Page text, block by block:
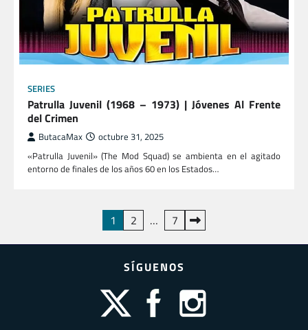
SERIES
Patrulla Juvenil (1968 – 1973) | Jóvenes Al Frente
del Crimen
ButacaMax octubre 31, 2025
«Patrulla Juvenil» (The Mod Squad) se ambienta en el agitado
entorno de finales de los años 60 en los Estados…
de
1 2 … 7
SÍGUENOS